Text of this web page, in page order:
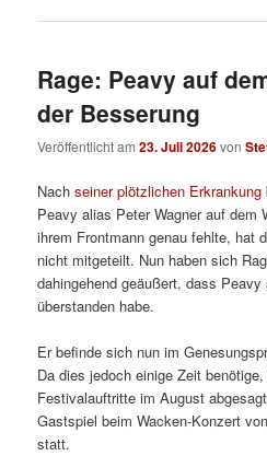
Rage: Peavy auf
der Besserung
Veröffentlicht am23. Juli 2026von
Nachseiner plötzlichen Erkrankung
Peavy alias Peter Wagner auf dem
ihrem Frontmann genau fehlte, hat
nicht mitgeteilt. Nun haben sich
dahingehend geäußert, dass
überstanden habe.
Er befinde sich nun im
Da dies jedoch einige Zeit
Festivalauftritte im August
Gastspiel beim Wacken-Konzert
statt.